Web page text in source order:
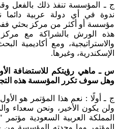
ج ـ المؤسسة تنفذ ذلك بالفعل
ندوة في أي دولة عربية دائما
مؤسسة أو أكثر من مركز بحثي
هذه الورش بالشراكة مع مركز
والاستراتيجية، ومع أكاديمية
الإسكندرية، وغيرها.
س ـ ماهي رؤيتكم للاستضافة
وهل سوف تكرر المؤسسة هذه
ج ـ أولًا : نعم هذا المؤتمر هو
ولن يكون الأخير، ونحن سعداء